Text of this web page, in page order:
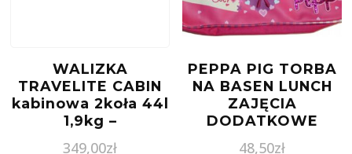
WALIZKA
TRAVELITE CABIN
kabinowa 2koła 44l
1,9kg –
antracytowy
349,00zł
PEPPA PIG TORBA
NA BASEN LUNCH
ZAJĘCIA
DODATKOWE
18960
48,50zł